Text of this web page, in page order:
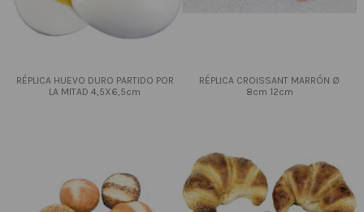
RÉPLICA HUEVO DURO PARTIDO POR
LA MITAD 4,5X6,5cm
RÉPLICA CROISSANT MARRÓN Ø
8cm 12cm